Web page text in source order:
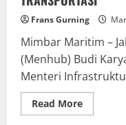
H)
Frans Gurning
Mimbar Maritim –
(Menhub) Budi
Menteri
Read MoreRead
more